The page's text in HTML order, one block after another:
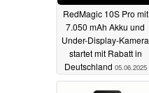
RedMagic 10S Pro mit
7.050 mAh Akku und
Under-Display-Kamera
startet mit Rabatt in
Deutschland 05.06.2025